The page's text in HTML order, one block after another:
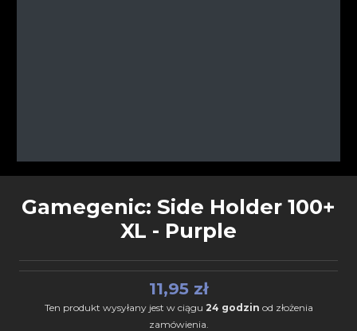
Gamegenic: Side Holder 100+
XL - Purple
11,95 zł
Ten produkt wysyłany jest w ciągu 24 godzin od złożenia
zamówienia.